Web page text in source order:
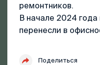
ремонтников.
В начале 2024
перенесли в
Поделиться